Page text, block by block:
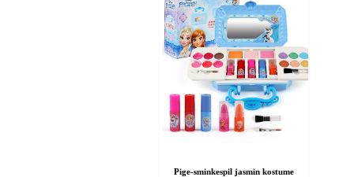
Pige-sminkespil jasmin kostume